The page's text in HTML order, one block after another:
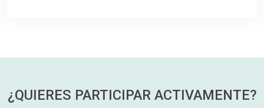
¿QUIERES PARTICIPAR ACTIVAMENTE?